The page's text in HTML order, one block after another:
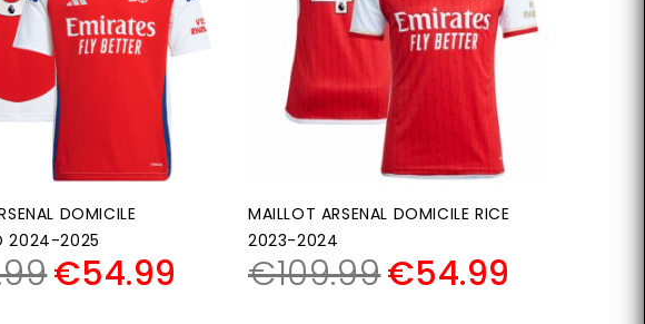
DOMICILE
2024-2025
€54.99
MAILLOT ARSENAL DOMICILE RICE
2023-2024
€109.99€54.99